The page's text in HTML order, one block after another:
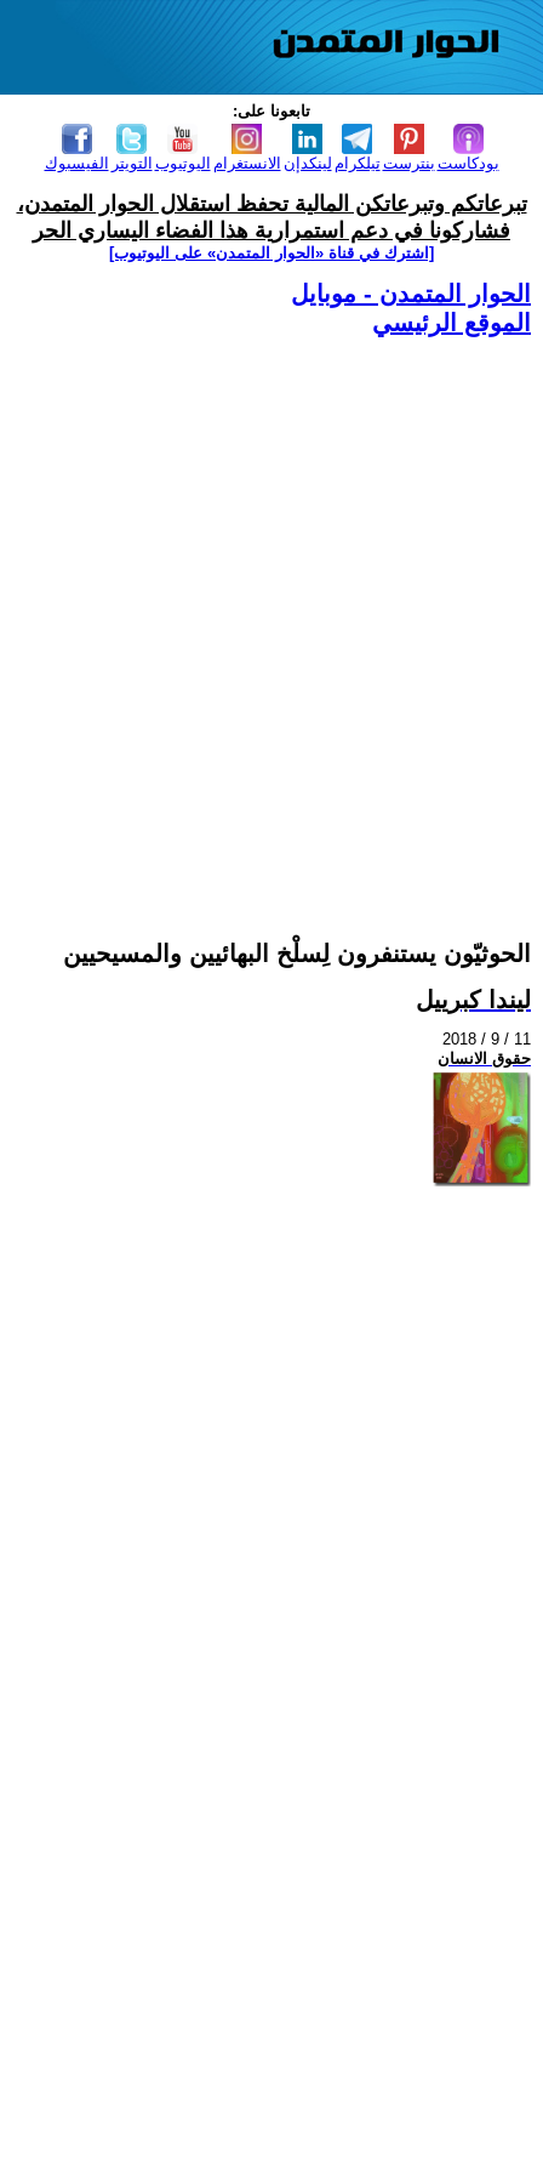
تابعونا على:
الفيسبوك التويتر اليوتيوب الانستغرام لينكدإن تيلكرامبنترست بودكاست
تبرعاتكم وتبرعاتكن المالية تحفظ استقلال الحوار المتمدن،
فشاركونا في دعم استمرارية هذا الفضاء اليساري الحر
[اشترك في قناة ‫«الحوار المتمدن» على اليوتيوب]
الحوار المتمدن - موبايل
الموقع الرئيسي
الحوثيّون يستنفرون لِسلْخ البهائيين والمسيحيين
ليندا كبرييل
2018 / 9 / 11
حقوق الانسان